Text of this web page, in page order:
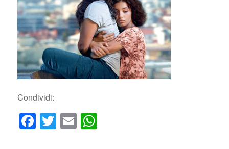
Condividi:
Facebook
Twitter
EmailWhatsApp